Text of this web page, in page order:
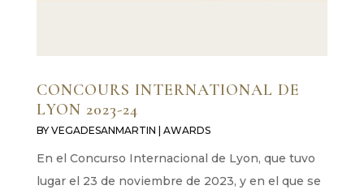
CONCOURS INTERNATIONAL DE
LYON 2023-24
BY VEGADESANMARTIN AWARDS
En el Concurso Internacional de Lyon, que tuvo
lugar el 23 de noviembre de 2023, y en el que se